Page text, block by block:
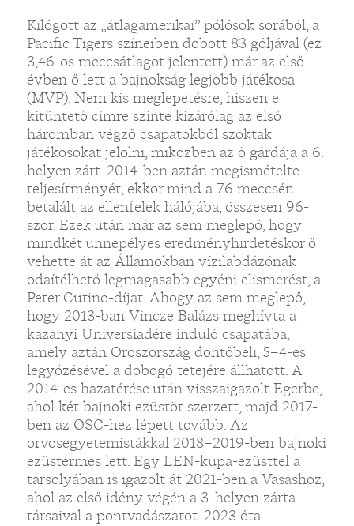
Kilógott az „átlagamerikai” pólósok sorából, a
Pacific Tigers színeiben dobott 83 góljával (ez
3,46-os meccsátlagot jelentett) már az első
évben ő lett a bajnokság legjobb játékosa
(MVP). Nem kis meglepetésre, hiszen e
kitüntető címre szinte kizárólag az első
háromban végző csapatokból szoktak
játékosokat jelölni, miközben az ő gárdája a 6.
helyen zárt. 2014-ben aztán megismételte
teljesítményét, ekkor mind a 76 meccsén
betalált az ellenfelek hálójába, összesen 96-
szor. Ezek után már az sem meglepő, hogy
mindkét ünnepélyes eredményhirdetéskor ő
vehette át az Államokban vízilabdázónak
odaítélhető legmagasabb egyéni elismerést, a
Peter Cutino-díjat. Ahogy az sem meglepő,
hogy 2013-ban Vincze Balázs meghívta a
kazanyi Universiadére induló csapatába,
amely aztán Oroszország döntőbeli, 5–4-es
legyőzésével a dobogó tetejére állhatott. A
2014-es hazatérése után visszaigazolt Egerbe,
ahol két bajnoki ezüstöt szerzett, majd 2017-
ben az OSC-hez lépett tovább. Az
orvosegyetemistákkal 2018–2019-ben bajnoki
ezüstérmes lett. Egy LEN-kupa-ezüsttel a
tarsolyában is igazolt át 2021-ben a Vasashoz,
ahol az első idény végén a 3. helyen zárta
társaival a pontvadászatot. 2023 óta